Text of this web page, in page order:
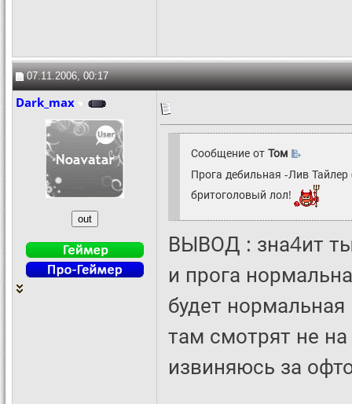
07.11.2006, 00:17
Dark_max
Сообщение от Том
Прога дебильная -Лив
бритоголовый лол!
ВЫВОД : зна4ит
и прога
будет нормальная
там смотрят не
извиняюсь за